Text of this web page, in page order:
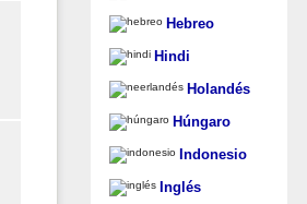
Hebreo
Hindi
Holandés
Húngaro
Indonesio
Inglés